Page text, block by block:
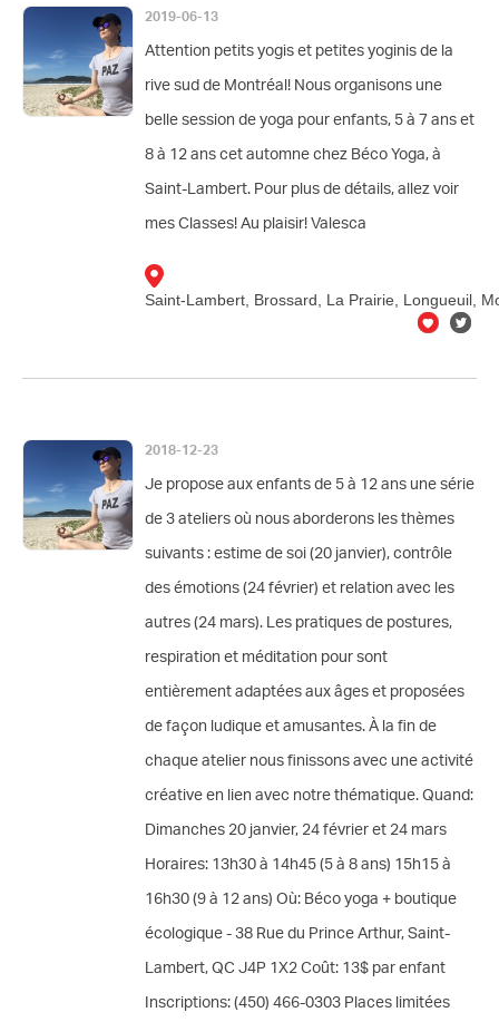
2019-06-13
Attention petits yogis et petites yoginis de la
rive sud de Montréal! Nous organisons une
belle session de yoga pour enfants, 5 à 7 ans et
8 à 12 ans cet automne chez Béco Yoga, à
Saint-Lambert. Pour plus de détails, allez voir
mes Classes! Au plaisir! Valesca
Saint-Lambert, Brossard, La Prairie, Longueuil,
2018-12-23
Je propose aux enfants de 5 à 12 ans une série
de 3 ateliers où nous aborderons les thèmes
suivants : estime de soi (20 janvier), contrôle
des émotions (24 février) et relation avec les
autres (24 mars). Les pratiques de postures,
respiration et méditation pour sont
entièrement adaptées aux âges et proposées
de façon ludique et amusantes. À la fin de
chaque atelier nous finissons avec une activité
créative en lien avec notre thématique. Quand:
Dimanches 20 janvier, 24 février et 24 mars
Horaires: 13h30 à 14h45 (5 à 8 ans) 15h15 à
16h30 (9 à 12 ans) Où: Béco yoga + boutique
écologique - 38 Rue du Prince Arthur, Saint-
Lambert, QC J4P 1X2 Coût: 13$ par enfant
Inscriptions: (450) 466-0303 Places limitées